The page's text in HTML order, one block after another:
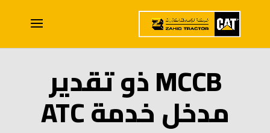
MCCB ذو تقدير
مدخل خدمة ATC